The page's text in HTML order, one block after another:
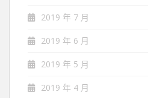
2019 年 7 月
2019 年 6 月
2019 年 5 月
2019 年 4 月